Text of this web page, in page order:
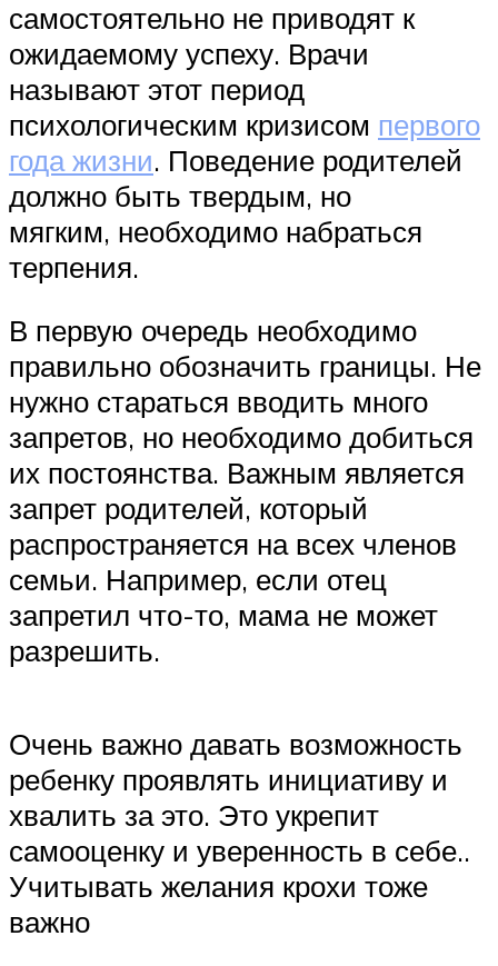
самостоятельно не приводят к
ожидаемому успеху. Врачи
называют этот период
психологическим кризисом первого
года жизни. Поведение родителей
должно быть твердым, но
мягким, необходимо набраться
терпения.
В первую очередь необходимо
правильно обозначить границы. Не
нужно стараться вводить много
запретов, но необходимо добиться
их постоянства. Важным является
запрет родителей, который
распространяется на всех членов
семьи. Например, если отец
запретил что-то, мама не может
разрешить.
Очень важно давать возможность
ребенку проявлять инициативу и
хвалить за это. Это укрепит
самооценку и уверенность в себе..
Учитывать желания крохи тоже
важно